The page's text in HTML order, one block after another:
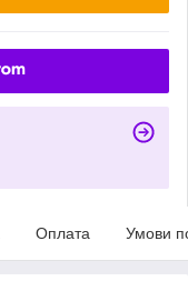
Оплата Умови